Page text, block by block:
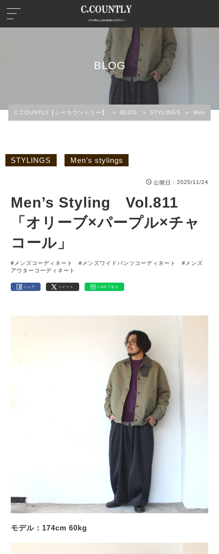
BLOG
C.COUNTLY【シーカウントリー】 > BLOG > STYLINGS > Men’s
STYLINGS Men’s stylings
公開日 ：2025/11/24
Men’s Styling Vol.811
「オリーブ×パープル×チャ
コール」
#メンズコーディネート #メンズワイドパンツコーディネート
#メンズ
アウターコーディネート
シェア ツイート LINEで送る
モデル：174cm 60kg